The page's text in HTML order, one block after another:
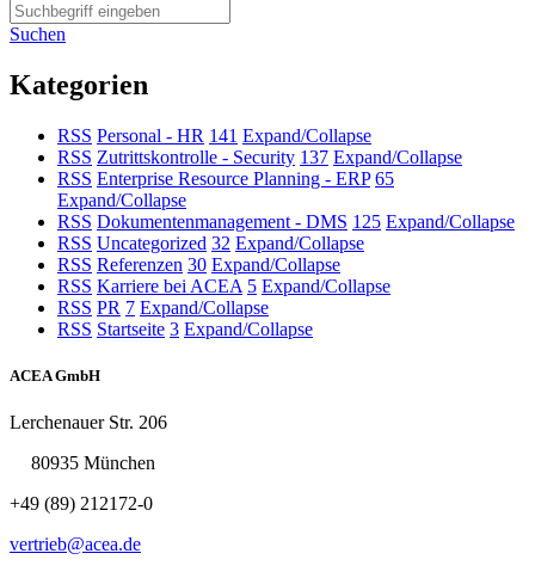
Suchen
Kategorien
RSS Personal - HR 141 Expand/Collapse
RSS Zutrittskontrolle - Security 137 Expand/Collapse
RSS Enterprise Resource Planning - ERP 65
Expand/Collapse
RSS Dokumentenmanagement - DMS 125 Expand/Collapse
RSS Uncategorized 32 Expand/Collapse
RSS Referenzen 30 Expand/Collapse
RSS Karriere bei ACEA 5 Expand/Collapse
RSS PR 7 Expand/Collapse
RSS Startseite 3 Expand/Collapse
ACEA GmbH
Lerchenauer Str. 206
80935 München
+49 (89) 212172-0
vertrieb@acea.de